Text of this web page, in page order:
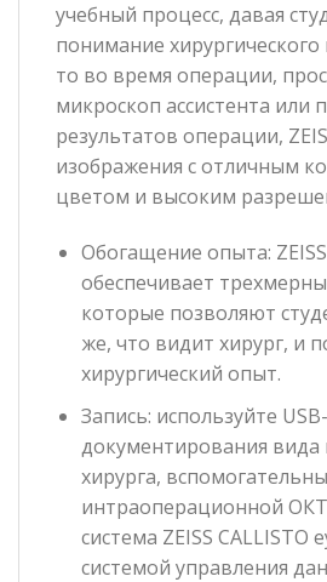
учебный процесс, давая
понимание хирургического
то во время операции,
микроскоп ассистента или
результатов операции,
изображения с отличным
цветом и высоким
Обогащение опыта:
обеспечивает
которые позволяют
же, что видит хирург, и
хирургический опыт.
Запись: используйте
документирования вида
хирурга,
интраоперационной
система ZEISS CALLISTO
системой управления